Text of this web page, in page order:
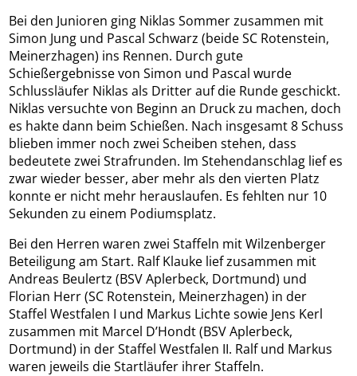
Bei den Junioren ging Niklas Sommer zusammen mit
Simon Jung und Pascal Schwarz (beide SC Rotenstein,
Meinerzhagen) ins Rennen. Durch gute
Schießergebnisse von Simon und Pascal wurde
Schlussläufer Niklas als Dritter auf die Runde geschickt.
Niklas versuchte von Beginn an Druck zu machen, doch
es hakte dann beim Schießen. Nach insgesamt 8 Schuss
blieben immer noch zwei Scheiben stehen, dass
bedeutete zwei Strafrunden. Im Stehendanschlag lief es
zwar wieder besser, aber mehr als den vierten Platz
konnte er nicht mehr herauslaufen. Es fehlten nur 10
Sekunden zu einem Podiumsplatz.
Bei den Herren waren zwei Staffeln mit Wilzenberger
Beteiligung am Start. Ralf Klauke lief zusammen mit
Andreas Beulertz (BSV Aplerbeck, Dortmund) und
Florian Herr (SC Rotenstein, Meinerzhagen) in der
Staffel Westfalen I und Markus Lichte sowie Jens Kerl
zusammen mit Marcel D’Hondt (BSV Aplerbeck,
Dortmund) in der Staffel Westfalen II. Ralf und Markus
waren jeweils die Startläufer ihrer Staffeln.